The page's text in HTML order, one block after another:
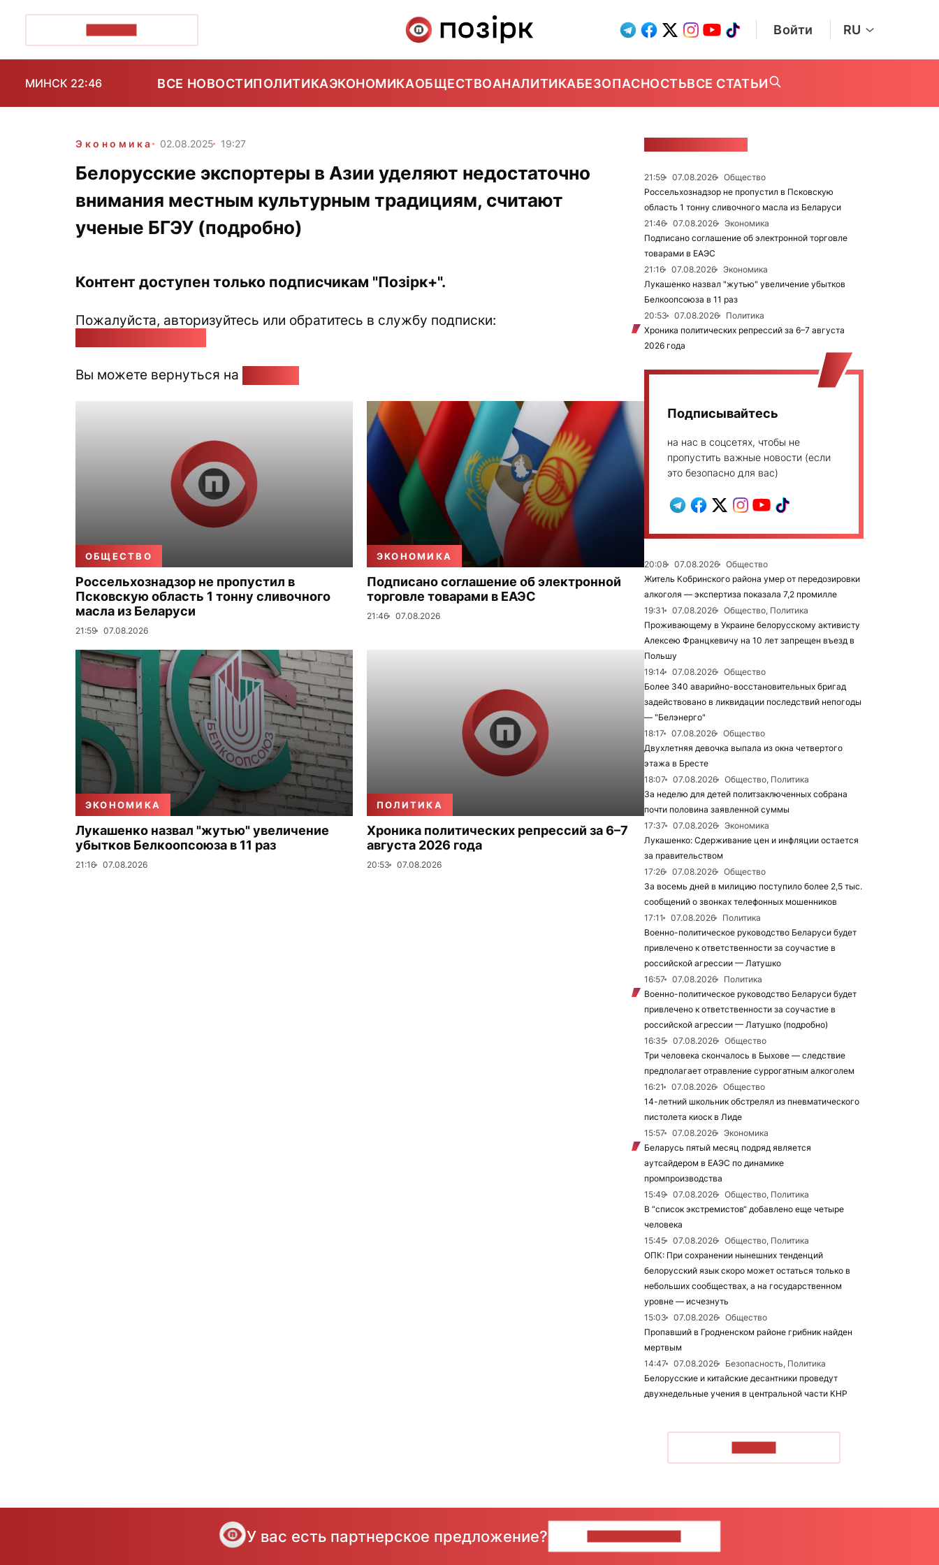
Войти RU
МИНСК 22:46 ВСЕ НОВОСТИПОЛИТИКАЭКОНОМИКАОБЩЕСТВОАНАЛИТИКАБЕЗОПАСНОСТЬВСЕ СТАТЬИ
Экономика 02.08.2025 19:27
Белорусские экспортеры в Азии уделяют недостаточно
внимания местным культурным традициям, считают
ученые БГЭУ (подробно)
Контент доступен только подписчикам "Позірк+".
Пожалуйста, авторизуйтесь или обратитесь в службу подписки:
Вы можете вернуться на
ОБЩЕСТВО
Россельхознадзор не пропустил в
Псковскую область 1 тонну сливочного
масла из Беларуси
21:59 07.08.2026
ЭКОНОМИКА
Подписано соглашение об электронной
торговле товарами в ЕАЭС
21:46 07.08.2026
ЭКОНОМИКА
Лукашенко назвал "жутью" увеличение
убытков Белкоопсоюза в 11 раз
21:16 07.08.2026
ПОЛИТИКА
Хроника политических репрессий за 6–7
августа 2026 года
20:53 07.08.2026
21:59 07.08.2026
Общество
Россельхознадзор не пропустил в Псковскую
область 1 тонну сливочного масла из Беларуси
21:46
07.08.2026
Экономика
Подписано соглашение об электронной торговле
товарами в ЕАЭС
21:16
07.08.2026
Экономика
Лукашенко назвал "жутью" увеличение убытков
Белкоопсоюза в 11 раз
20:53
07.08.2026
Политика
Хроника политических репрессий за 6–7 августа
2026 года
Подписывайтесь
на нас в соцсетях, чтобы не
пропустить важные новости (если
это безопасно для вас)
20:08 07.08.2026
Общество
Житель Кобринского района умер от передозировки
алкоголя — экспертиза показала 7,2 промилле
19:31
07.08.2026
Общество, Политика
Проживающему в Украине белорусскому активисту
Алексею Францкевичу на 10 лет запрещен въезд в
Польшу
19:14
07.08.2026
Общество
Более 340 аварийно-восстановительных бригад
задействовано в ликвидации последствий непогоды
— "Белэнерго"
18:17
07.08.2026
Общество
Двухлетняя девочка выпала из окна четвертого
этажа в Бресте
18:07
07.08.2026
Общество, Политика
За неделю для детей политзаключенных собрана
почти половина заявленной суммы
17:37
07.08.2026
Экономика
Лукашенко: Сдерживание цен и инфляции остается
за правительством
17:26
07.08.2026
Общество
За восемь дней в милицию поступило более 2,5 тыс.
сообщений о звонках телефонных мошенников
17:11
07.08.2026
Политика
Военно-политическое руководство Беларуси будет
привлечено к ответственности за соучастие в
российской агрессии — Латушко
16:57
07.08.2026
Политика
Военно-политическое руководство Беларуси будет
привлечено к ответственности за соучастие в
российской агрессии — Латушко (подробно)
16:35
07.08.2026
Общество
Три человека скончалось в Быхове — следствие
предполагает отравление суррогатным алкоголем
16:21
07.08.2026
Общество
14-летний школьник обстрелял из пневматического
пистолета киоск в Лиде
15:57
07.08.2026
Экономика
Беларусь пятый месяц подряд является
аутсайдером в ЕАЭС по динамике
промпроизводства
15:49
07.08.2026
Общество, Политика
В “список экстремистов“ добавлено еще четыре
человека
15:45
07.08.2026
Общество, Политика
ОПК: При сохранении нынешних тенденций
белорусский язык скоро может остаться только в
небольших сообществах, а на государственном
уровне — исчезнуть
15:03
07.08.2026
Общество
Пропавший в Гродненском районе грибник найден
мертвым
14:47
07.08.2026
Безопасность, Политика
Белорусские и китайские десантники проведут
двухнедельные учения в центральной части КНР
У вас есть партнерское предложение?